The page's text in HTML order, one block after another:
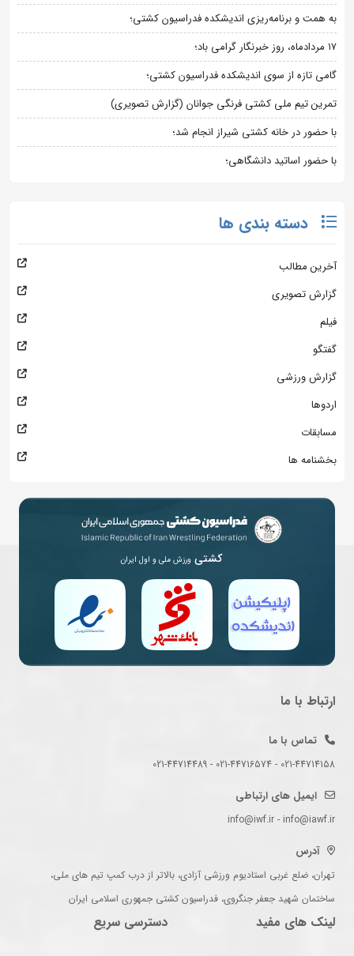
به همت و برنامه‌ریزی اندیشکده فدراسیون کشتی؛
۱۷ مردادماه، روز خبرنگار گرامی باد؛
گامی تازه از سوی اندیشکده فدراسیون کشتی؛
تمرین تیم ملی کشتی فرنگی جوانان (گزارش تصویری)
با حضور در خانه کشتی شیراز انجام شد؛
با حضور اساتید دانشگاهی؛
دسته بندی ها
آخرین مطالب
گزارش تصویری
فیلم
گفتگو
گزارش ورزشی
اردوها
مسابقات
بخشنامه ها
کشتی ورزش ملی و اول ایران
ارتباط با ما
تماس با ما
021-44714158 - 021-44716574 - 021-44714489
ایمیل های ارتباطی
info@iwf.ir - info@iawf.ir
آدرس
تهران، ضلع غربی استادیوم ورزشی آزادی، بالاتر از درب کمپ تیم های ملی،
ساختمان شهید جعفر جنگروی، فدراسیون کشتی جمهوری اسلامی ایران
لینک های مفید دسترسی سریع